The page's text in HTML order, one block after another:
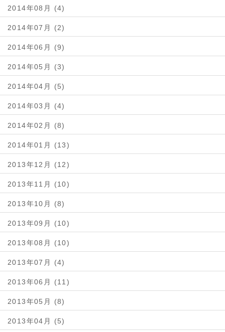
2014年08月 (4)
2014年07月 (2)
2014年06月 (9)
2014年05月 (3)
2014年04月 (5)
2014年03月 (4)
2014年02月 (8)
2014年01月 (13)
2013年12月 (12)
2013年11月 (10)
2013年10月 (8)
2013年09月 (10)
2013年08月 (10)
2013年07月 (4)
2013年06月 (11)
2013年05月 (8)
2013年04月 (5)